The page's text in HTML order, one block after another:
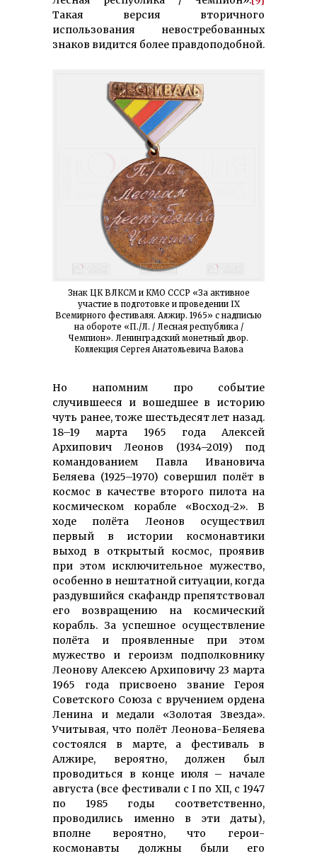
Такая версия вторичного
использования невостребованных
знаков видится более правдоподобной.
Знак ЦК ВЛКСМ и КМО СССР «За активное
участие в подготовке и проведении IX
Всемирного фестиваля. Алжир. 1965» с надписью
на обороте «П./Л. / Лесная республика /
Чемпион». Ленинградский монетный двор.
Коллекция Сергея Анатольевича Валова
Но напомним про событие
случившееся и вошедшее в историю
чуть ранее, тоже шестьдесят лет назад.
18–19 марта 1965 года Алексей
Архипович Леонов (1934–2019) под
командованием Павла Ивановича
Беляева (1925–1970) совершил полёт в
космос в качестве второго пилота на
космическом корабле «Восход-2». В
ходе полёта Леонов осуществил
первый в истории космонавтики
выход в открытый космос, проявив
при этом исключительное мужество,
особенно в нештатной ситуации, когда
раздувшийся скафандр препятствовал
его возвращению на космический
корабль. За успешное осуществление
полёта и проявленные при этом
мужество и героизм подполковнику
Леонову Алексею Архиповичу 23 марта
1965 года присвоено звание Героя
Советского Союза с вручением ордена
Ленина и медали «Золотая Звезда».
Учитывая, что полёт Леонова-Беляева
состоялся в марте, а фестиваль в
Алжире, вероятно, должен был
проводиться в конце июля – начале
августа (все фестивали с I по XII, с 1947
по 1985 годы соответственно,
проводились именно в эти даты),
вполне вероятно, что герои-
космонавты должны были его